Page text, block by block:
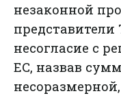
незаконной
несогласие с
ЕС, назвав